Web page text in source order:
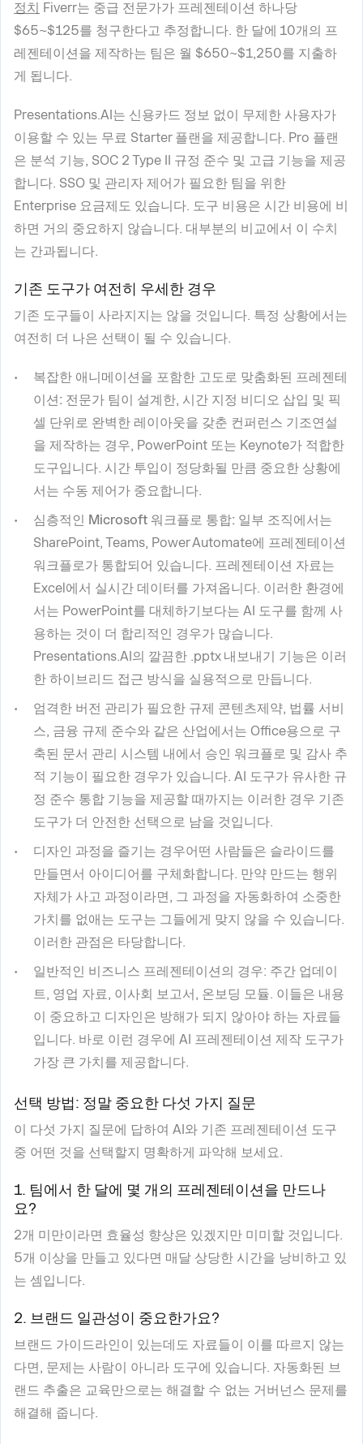
정치 Fiverr는 중급 전문가가 프레젠테이션 하나당
$65~$125를 청구한다고 추정합니다. 한 달에 10개의 프
레젠테이션을 제작하는 팀은 월 $650~$1,250를 지출하
게 됩니다.
Presentations.AI는 신용카드 정보 없이 무제한 사용자가
이용할 수 있는 무료 Starter 플랜을 제공합니다. Pro 플랜
은 분석 기능, SOC 2 Type II 규정 준수 및 고급 기능을 제공
합니다. SSO 및 관리자 제어가 필요한 팀을 위한
Enterprise 요금제도 있습니다. 도구 비용은 시간 비용에 비
하면 거의 중요하지 않습니다. 대부분의 비교에서 이 수치
는 간과됩니다.
기존 도구가 여전히 우세한 경우
기존 도구들이 사라지지는 않을 것입니다. 특정 상황에서는
여전히 더 나은 선택이 될 수 있습니다.
복잡한 애니메이션을 포함한 고도로 맞춤화된 프레젠테
이션: 전문가 팀이 설계한, 시간 지정 비디오 삽입 및 픽
셀 단위로 완벽한 레이아웃을 갖춘 컨퍼런스 기조연설
을 제작하는 경우, PowerPoint 또는 Keynote가 적합한
도구입니다. 시간 투입이 정당화될 만큼 중요한 상황에
서는 수동 제어가 중요합니다.
심층적인 Microsoft 워크플로 통합: 일부 조직에서는
SharePoint, Teams, Power Automate에 프레젠테이션
워크플로가 통합되어 있습니다. 프레젠테이션 자료는
Excel에서 실시간 데이터를 가져옵니다. 이러한 환경에
서는 PowerPoint를 대체하기보다는 AI 도구를 함께 사
용하는 것이 더 합리적인 경우가 많습니다.
Presentations.AI의 깔끔한 .pptx 내보내기 기능은 이러
한 하이브리드 접근 방식을 실용적으로 만듭니다.
엄격한 버전 관리가 필요한 규제 콘텐츠제약, 법률 서비
스, 금융 규제 준수와 같은 산업에서는 Office용으로 구
축된 문서 관리 시스템 내에서 승인 워크플로 및 감사 추
적 기능이 필요한 경우가 있습니다. AI 도구가 유사한 규
정 준수 통합 기능을 제공할 때까지는 이러한 경우 기존
도구가 더 안전한 선택으로 남을 것입니다.
디자인 과정을 즐기는 경우어떤 사람들은 슬라이드를
만들면서 아이디어를 구체화합니다. 만약 만드는 행위
자체가 사고 과정이라면, 그 과정을 자동화하여 소중한
가치를 없애는 도구는 그들에게 맞지 않을 수 있습니다.
이러한 관점은 타당합니다.
일반적인 비즈니스 프레젠테이션의 경우: 주간 업데이
트, 영업 자료, 이사회 보고서, 온보딩 모듈. 이들은 내용
이 중요하고 디자인은 방해가 되지 않아야 하는 자료들
입니다. 바로 이런 경우에 AI 프레젠테이션 제작 도구가
가장 큰 가치를 제공합니다.
선택 방법: 정말 중요한 다섯 가지 질문
이 다섯 가지 질문에 답하여 AI와 기존 프레젠테이션 도구
중 어떤 것을 선택할지 명확하게 파악해 보세요.
1. 팀에서 한 달에 몇 개의 프레젠테이션을 만드나
요?
2개 미만이라면 효율성 향상은 있겠지만 미미할 것입니다.
5개 이상을 만들고 있다면 매달 상당한 시간을 낭비하고 있
는 셈입니다.
2. 브랜드 일관성이 중요한가요?
브랜드 가이드라인이 있는데도 자료들이 이를 따르지 않는
다면, 문제는 사람이 아니라 도구에 있습니다. 자동화된 브
랜드 추출은 교육만으로는 해결할 수 없는 거버넌스 문제를
해결해 줍니다.